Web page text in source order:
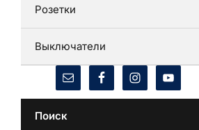
Розетки
Выключатели
Поиск